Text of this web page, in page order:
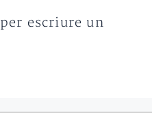
per escriure un